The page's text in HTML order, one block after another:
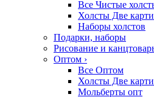
Все Чистые
Холсты Две
Наборы холстов
Подарки, наборы
Рисование и
Оптом ›
Все Оптом
Холсты Две
Мольберты опт